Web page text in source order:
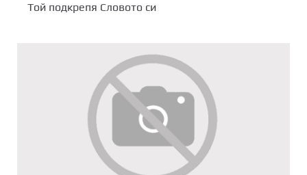
Той подкрепя Словото си